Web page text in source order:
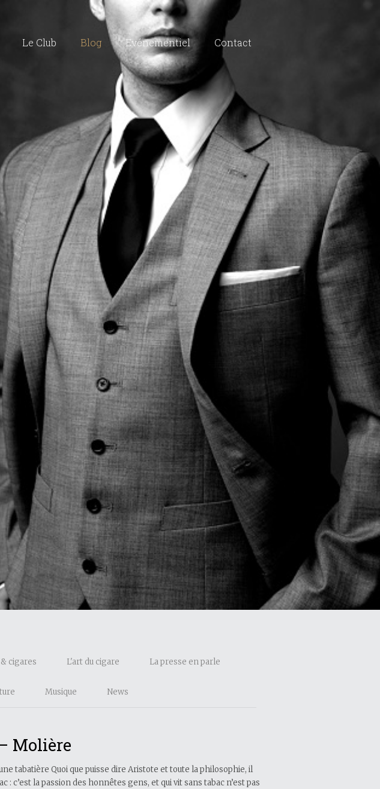
Le Club Blog Evénementiel Contact
cigares L'art du cigare La presse en parle
Musique News
Molière
tabatière Quoi que puisse dire Aristote et toute la philosophie, il
: c’est la passion des honnêtes gens, et qui vit sans tabac n’est pas